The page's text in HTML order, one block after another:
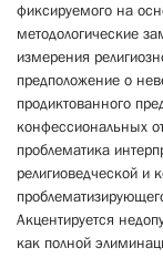
фиксируемого на
методологические
измерения
предположение о
продиктованного
конфессиональных
проблематика
религиоведческой и
Акцентируется
как полной